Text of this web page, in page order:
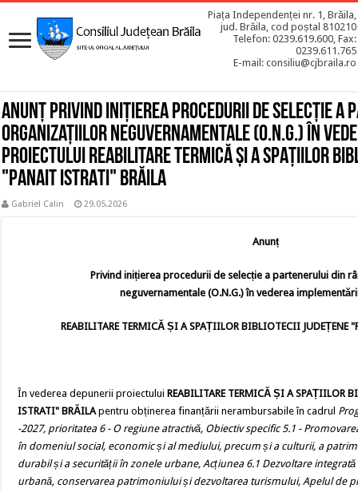
Piața Independenței nr. 1, Brăila,
jud. Brăila, cod poștal 810210
Telefon: 0239.619.600, Fax:
0239.611.765
E-mail: consiliu@cjbraila.ro
Anunț Privind inițierea procedurii de selecție
organizațiilor neguvernamentale (O.N.G.) în
proiectului REABILITARE TERMICĂ ȘI A SPAȚIILOR
"PANAIT ISTRATI" BRĂILA
Gabriel Calin 29.05.2026
Anunț
Privind inițierea procedurii de selecție a partenerului din
neguvernamentale (O.N.G.) în vederea
REABILITARE TERMICĂ ȘI A SPAȚIILOR BIBLIOTECII JUDEȚENE
În vederea depunerii proiectului REABILITARE TERMICĂ ȘI A SPAȚIILOR
ISTRATI" BRĂILApentru obținerea finanțării nerambursabile în cadrul
-2027, prioritatea 6 - O regiune atractivă, Obiectiv specific 5.1 -
în domeniul social, economic și al mediului, precum și a culturii, a
durabil și a securității în zonele urbane, Acțiunea 6.1 Dezvoltare
urbană, conservarea patrimoniului și dezvoltarea turismului, Apelul de